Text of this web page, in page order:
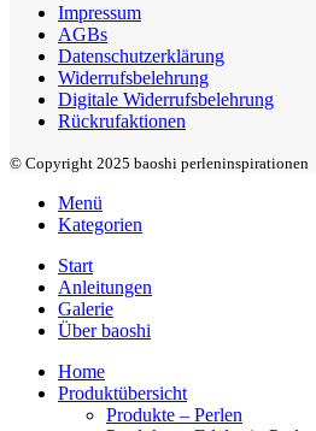
Impressum
AGBs
Datenschutzerklärung
Widerrufsbelehrung
Digitale Widerrufsbelehrung
Rückrufaktionen
© Copyright 2025 baoshi perleninspirationen
Menü
Kategorien
Start
Anleitungen
Galerie
Über baoshi
Home
Produktübersicht
Produkte – Perlen